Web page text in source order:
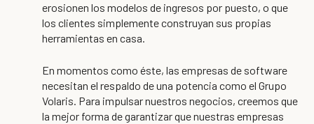
erosionen los modelos de ingresos por puesto, o que
los clientes simplemente construyan sus propias
herramientas en casa.
En momentos como éste, las empresas de software
necesitan el respaldo de una potencia como el Grupo
Volaris. Para impulsar nuestros negocios, creemos que
la mejor forma de garantizar que nuestras empresas